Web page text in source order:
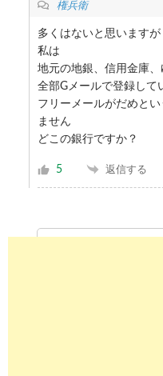
権兵衛
多くはないと思いますが
私は
地元の地銀、信用金庫
全部Gメールで登録して
フリーメールがだめと
ません
どこの銀行ですか？
5 返信する